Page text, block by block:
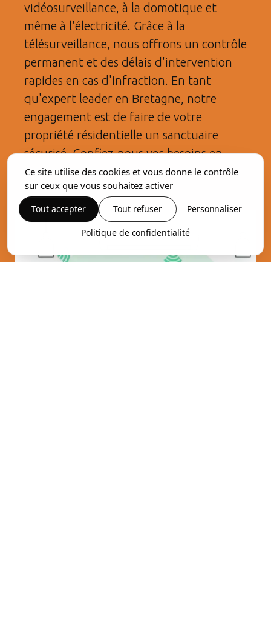
vidéosurveillance, à la domotique et
même à l'électricité. Grâce à la
télésurveillance, nous offrons un contrôle
permanent et des délais d'intervention
rapides en cas d'infraction. En tant
qu'expert leader en Bretagne, notre
engagement est de faire de votre
propriété résidentielle un sanctuaire
sécurisé. Confiez-nous vos besoins en
matière de sécurité dès aujourd'hui.
Ce site utilise des cookies et vous donne le contrôle
sur ceux que vous souhaitez activer
Tout accepter Tout refuser Personnaliser
Politique de confidentialité